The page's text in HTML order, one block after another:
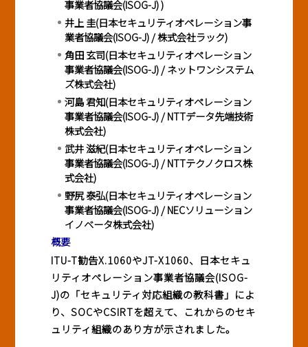
事業者協議会(ISOG-J) )
井上 圭(日本セキュリティオペレーション事
業者協議会(ISOG-J) / 株式会社ラック)
角田 玄司(日本セキュリティオペレーション
事業者協議会(ISOG-J) / ネットワンシステム
ズ株式会社)
河島 君知(日本セキュリティオペレーション
事業者協議会(ISOG-J) / NTTデータ先端技術
株式会社)
武井 滋紀(日本セキュリティオペレーション
事業者協議会(ISOG-J) / NTTテクノクロス株
式会社)
野尻 泰弘(日本セキュリティオペレーション
事業者協議会(ISOG-J) / NECソリューション
イノベータ株式会社)
概要
ITU-T勧告X.1060やJT-X1060、日本セキュ
リティオペレーション事業者協議会(ISOG-
J)の「セキュリティ対応組織の教科書」によ
り、SOCやCSIRTを超えて、これからのセキ
ュリティ組織のあり方が示されました。